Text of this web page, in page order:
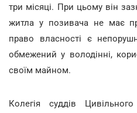
три місяці. При цьому він
житла у позивача не має
право власності є
обмежений у володінні,
своїм майном.
Колегія суддів